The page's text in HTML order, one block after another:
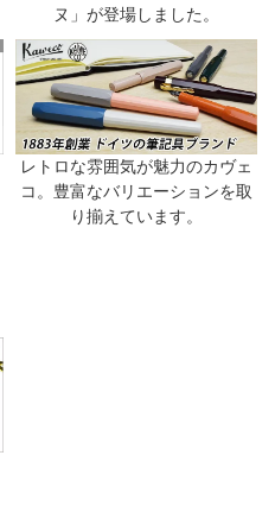
ヌ」が登場しました。
レトロな雰囲気が魅力のカヴェ
コ。豊富なバリエーションを取
り揃えています。